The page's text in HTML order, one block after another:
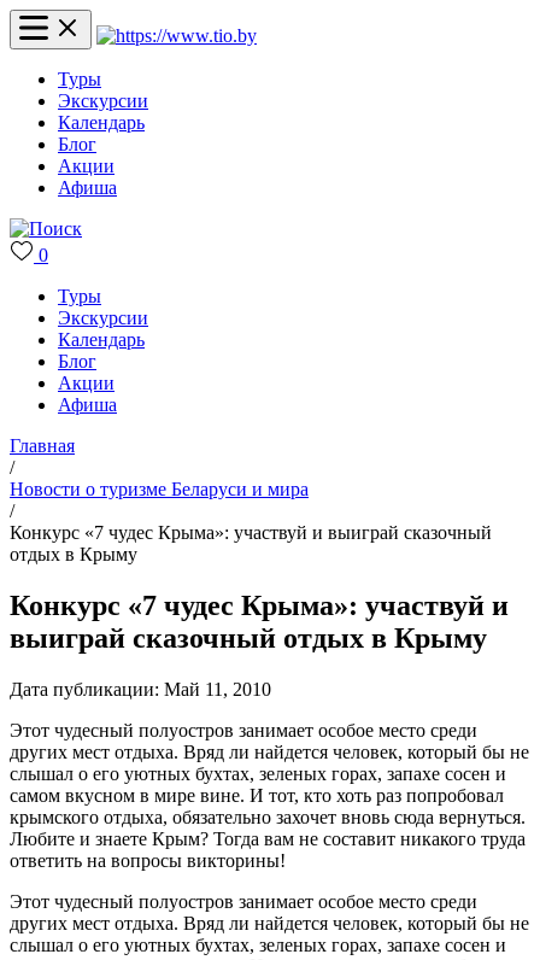
Туры
Экскурсии
Календарь
Блог
Акции
Афиша
0
Туры
Экскурсии
Календарь
Блог
Акции
Афиша
Главная
/
Новости о туризме Беларуси и мира
/
Конкурс «7 чудес Крыма»: участвуй и выиграй сказочный
отдых в Крыму
Конкурс «7 чудес Крыма»: участвуй и
выиграй сказочный отдых в Крыму
Дата публикации: Май 11, 2010
Этот чудесный полуостров занимает особое место среди
других мест отдыха. Вряд ли найдется человек, который бы не
слышал о его уютных бухтах, зеленых горах, запахе сосен и
самом вкусном в мире вине. И тот, кто хоть раз попробовал
крымского отдыха, обязательно захочет вновь сюда вернуться.
Любите и знаете Крым? Тогда вам не составит никакого труда
ответить на вопросы викторины!
Этот чудесный полуостров занимает особое место среди
других мест отдыха. Вряд ли найдется человек, который бы не
слышал о его уютных бухтах, зеленых горах, запахе сосен и